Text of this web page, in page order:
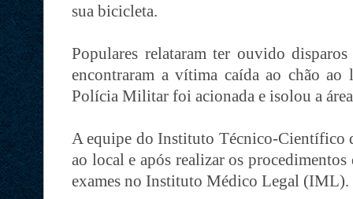
sua bicicleta.
Populares relataram ter ouvido
encontraram a vítima caída ao chão
Polícia Militar foi acionada e isolou a
A equipe do Instituto Técnico-Científico
ao local e após realizar os
exames no Instituto Médico Legal (IML).